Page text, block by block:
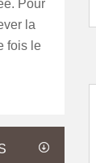
Pour
la
fois le